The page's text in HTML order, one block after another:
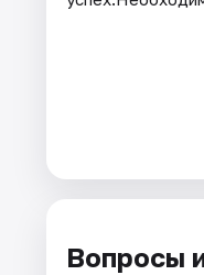
Вопросы